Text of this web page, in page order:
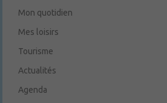
Mon quotidien
Mes loisirs
Tourisme
Actualités
Agenda